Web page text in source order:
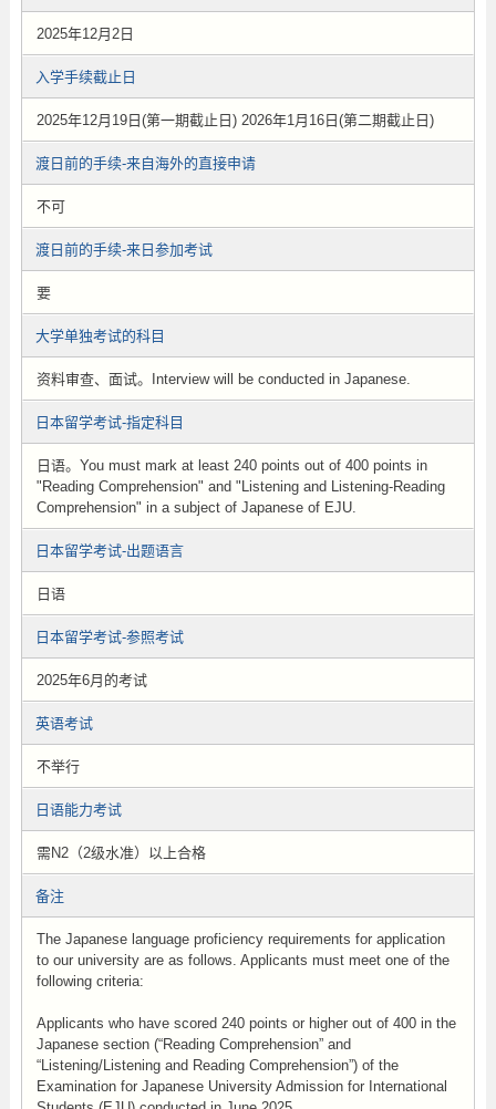
2025年12月2日
入学手续截止日
2025年12月19日(第一期截止日) 2026年1月16日(第二期截止日)
渡日前的手续-来自海外的直接申请
不可
渡日前的手续-来日参加考试
要
大学单独考试的科目
资料审查、面试。Interview will be conducted in Japanese.
日本留学考试-指定科目
日语。You must mark at least 240 points out of 400 points in
"Reading Comprehension" and "Listening and Listening-Reading
Comprehension" in a subject of Japanese of EJU.
日本留学考试-出题语言
日语
日本留学考试-参照考试
2025年6月的考试
英语考试
不举行
日语能力考试
需N2（2级水准）以上合格
备注
The Japanese language proficiency requirements for application
to our university are as follows. Applicants must meet one of the
following criteria:
Applicants who have scored 240 points or higher out of 400 in the
Japanese section (“Reading Comprehension” and
“Listening/Listening and Reading Comprehension”) of the
Examination for Japanese University Admission for International